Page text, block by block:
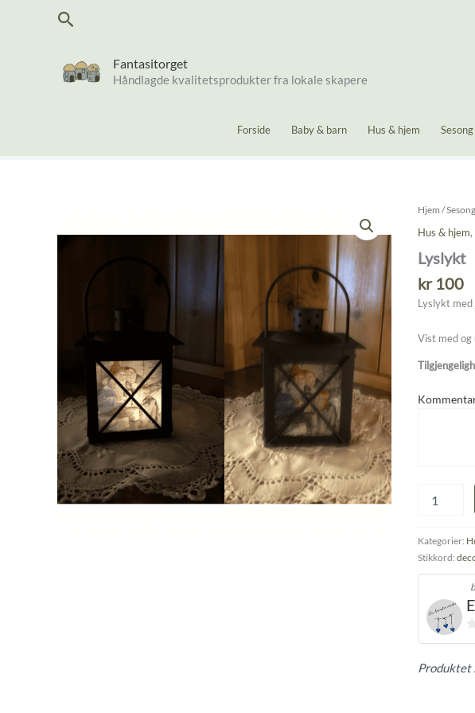
Søk
Fantasitorget
Håndlagde kvalitetsprodukter fra lokale skapere
Forside Baby & barn Hus & hjem
Hjem /
Hus & hjem,
Lyslykt
kr100
Lyslykt
Vist med og
antall
Kategorier:
Stikkord:
Produktet